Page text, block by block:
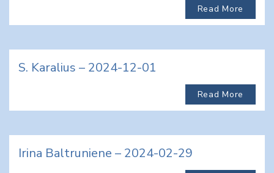
Read More
S. Karalius – 2024-12-01
Read More
Irina Baltruniene – 2024-02-29